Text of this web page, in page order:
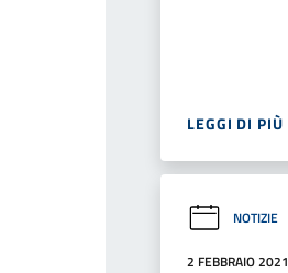
LEGGI DI PIÙ
NOTIZIE
2 FEBBRAIO 2021